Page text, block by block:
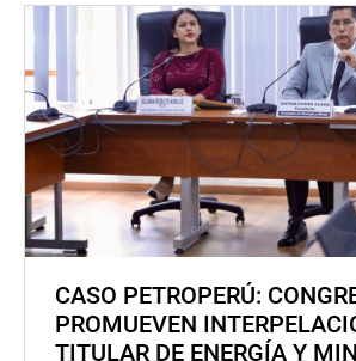
CASO PETROPERÚ:
PROMUEVEN
TITULAR DE ENERGÍA Y